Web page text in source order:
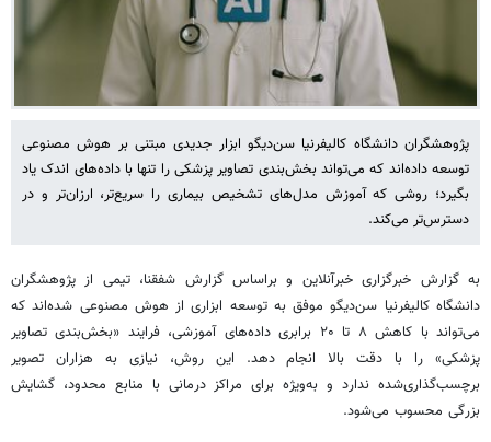
پژوهشگران دانشگاه کالیفرنیا سن‌دیگو ابزار جدیدی مبتنی بر هوش مصنوعی
توسعه داده‌اند که می‌تواند بخش‌بندی تصاویر پزشکی را تنها با داده‌های اندک یاد
بگیرد؛ روشی که آموزش مدل‌های تشخیص بیماری را سریع‌تر، ارزان‌تر و در
دسترس‌تر می‌کند.
به گزارش خبرگزاری خبرآنلاین و براساس گزارش شفقنا، تیمی از پژوهشگران
دانشگاه کالیفرنیا سن‌دیگو موفق به توسعه ابزاری از هوش مصنوعی شده‌اند که
می‌تواند با کاهش ۸ تا ۲۰ برابری داده‌های آموزشی، فرایند «بخش‌بندی تصاویر
پزشکی» را با دقت بالا انجام دهد. این روش، نیازی به هزاران تصویر
برچسب‌گذاری‌شده ندارد و به‌ویژه برای مراکز درمانی با منابع محدود، گشایش
بزرگی محسوب می‌شود.